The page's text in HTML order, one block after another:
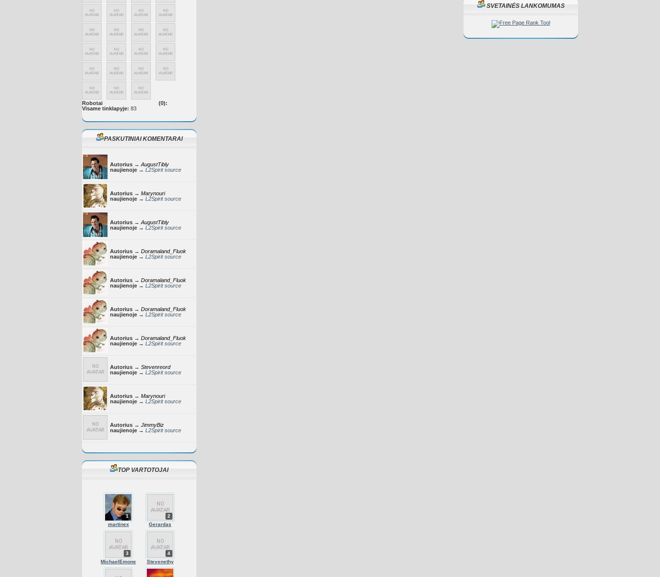
Robotai
(0):
Visame tinklapyje: 83
PASKUTINIAI KOMENTARAI
Autorius → AugustTibly
naujienoje → L2Spirit source
Autorius → Marynouri
naujienoje → L2Spirit source
Autorius → AugustTibly
naujienoje → L2Spirit source
Autorius → Doramaland_Fluok
naujienoje → L2Spirit source
Autorius → Doramaland_Fluok
naujienoje → L2Spirit source
Autorius → Doramaland_Fluok
naujienoje → L2Spirit source
Autorius → Doramaland_Fluok
naujienoje → L2Spirit source
Autorius → Stevenreord
naujienoje → L2Spirit source
Autorius → Marynouri
naujienoje → L2Spirit source
Autorius → JimmyBiz
naujienoje → L2Spirit source
TOP VARTOTOJAI
1
martinex
2
Gerardas
3
MichaelEmone
4
Stevenethy
SVETAINĖS LANKOMUMAS